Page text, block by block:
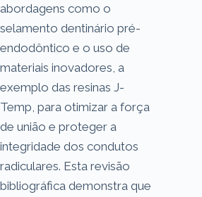
abordagens como o
selamento dentinário pré-
endodôntico e o uso de
materiais inovadores, a
exemplo das resinas J-
Temp, para otimizar a força
de união e proteger a
integridade dos condutos
radiculares. Esta revisão
bibliográfica demonstra que